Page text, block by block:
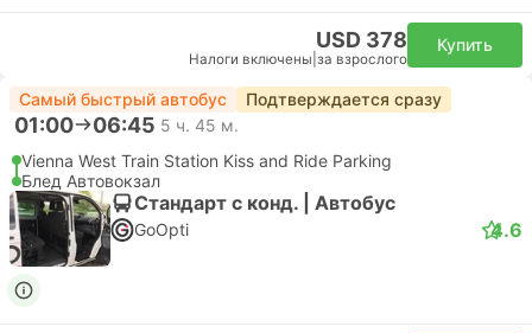
USD 378
Налоги включены за взрослого
Купить
Самый быстрый автобус Подтверждается сразу
01:00 06:45 5 ч. 45 м.
Vienna West Train Station Kiss and Ride Parking
Блед Автовокзал
Стандарт с конд. | Автобус
GoOpti 4.6